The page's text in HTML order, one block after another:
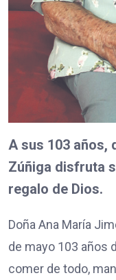
A sus 103 años,
Zúñiga disfruta
regalo de Dios.
Doña Ana María
de mayo 103 años
comer de todo,